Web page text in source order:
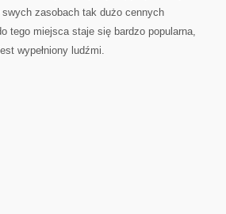
zasobach tak dużo cennych
tego miejsca staje się bardzo popularna,
wypełniony ludźmi.